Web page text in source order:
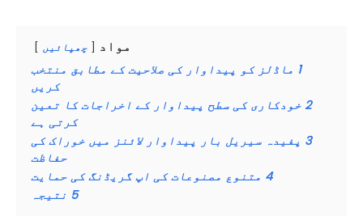
مواد چھپائیں
1 ماڈلز کو پیداوار کی صلاحیت کے مطابق منتخب
کریں
2 خودکاری کی سطح پیداوار کے اخراجات کا تعین
کرتی ہے
3 پفیدہ سیریل بار پیداوار لائنز میں خوراک کی
حفاظت
4 متنوع مصنوعات کی اپ گریڈنگ کی حمایت
5 نتیجہ